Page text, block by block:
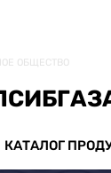
ОБЩЕСТВО
КАТАЛОГ